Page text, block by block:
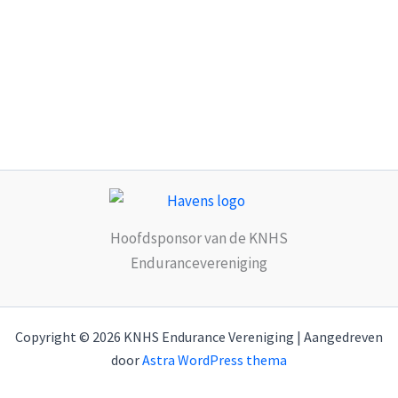
Hoofdsponsor van de KNHS
Endurancevereniging
Copyright © 2026 KNHS Endurance Vereniging | Aangedreven
doorAstra WordPress thema